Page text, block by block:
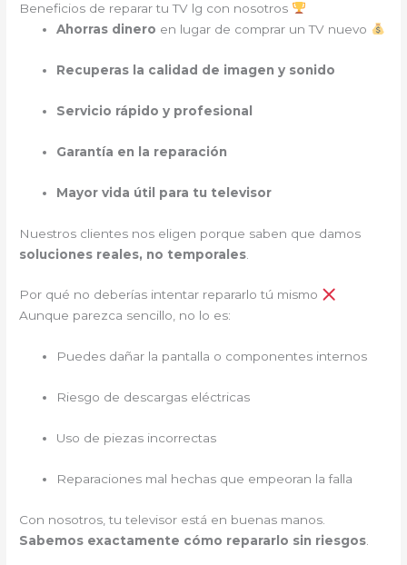
Beneficios de reparar tu TV lg con nosotros
Ahorras dinero en lugar de comprar un TV nuevo
Recuperas la calidad de imagen y sonido
Servicio rápido y profesional
Garantía en la reparación
Mayor vida útil para tu televisor
Nuestros clientes nos eligen porque saben que damos
soluciones reales, no temporales
Por qué no deberías intentar repararlo tú mismo
Aunque parezca sencillo, no lo es:
Puedes dañar la pantalla o componentes internos
Riesgo de descargas eléctricas
Uso de piezas incorrectas
Reparaciones mal hechas que empeoran la falla
Con nosotros, tu televisor está en buenas manos.
Sabemos exactamente cómo repararlo sin riesgos